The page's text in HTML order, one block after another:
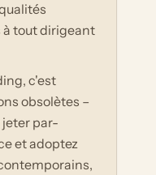
tout dirigeant
c'est
obsolètes –
jeter par-
et adoptez